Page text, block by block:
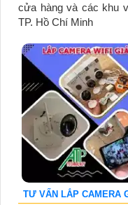
cửa hàng và các khu
TP. Hồ Chí Minh
TƯ VẤN LẮP CAMERA